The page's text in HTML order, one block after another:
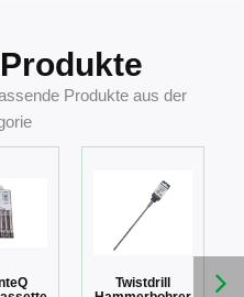
Produkte aus der
Twistdrill